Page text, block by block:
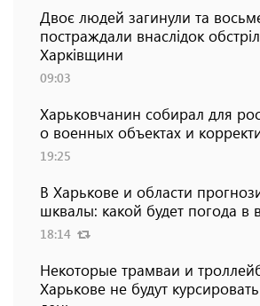
Двоє людей загинули та
постраждали внаслідок
Харківщини
09:03
Харьковчанин собирал для
о военных объектах и
19:25
В Харькове и области
шквалы: какой будет погода в
18:14
Некоторые трамваи и
Харькове не будут